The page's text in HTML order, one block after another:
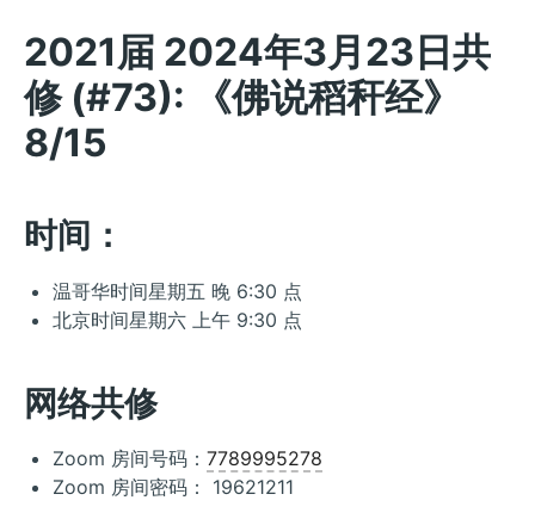
2021届 2024年3月23日共
修 (#73): 《佛说稻秆经》
8/15
时间：
温哥华时间星期五 晚 6:30 点
北京时间星期六 上午 9:30 点
网络共修
Zoom 房间号码： 7789995278
Zoom 房间密码： 19621211